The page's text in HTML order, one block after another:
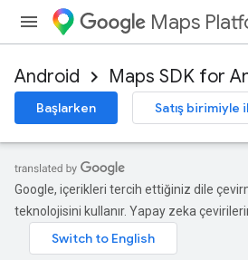
Maps
Android Maps SDK for
Başlarken Satış birimiyle
Google, içerikleri tercih ettiğiniz dile
teknolojisini kullanır. Yapay zeka